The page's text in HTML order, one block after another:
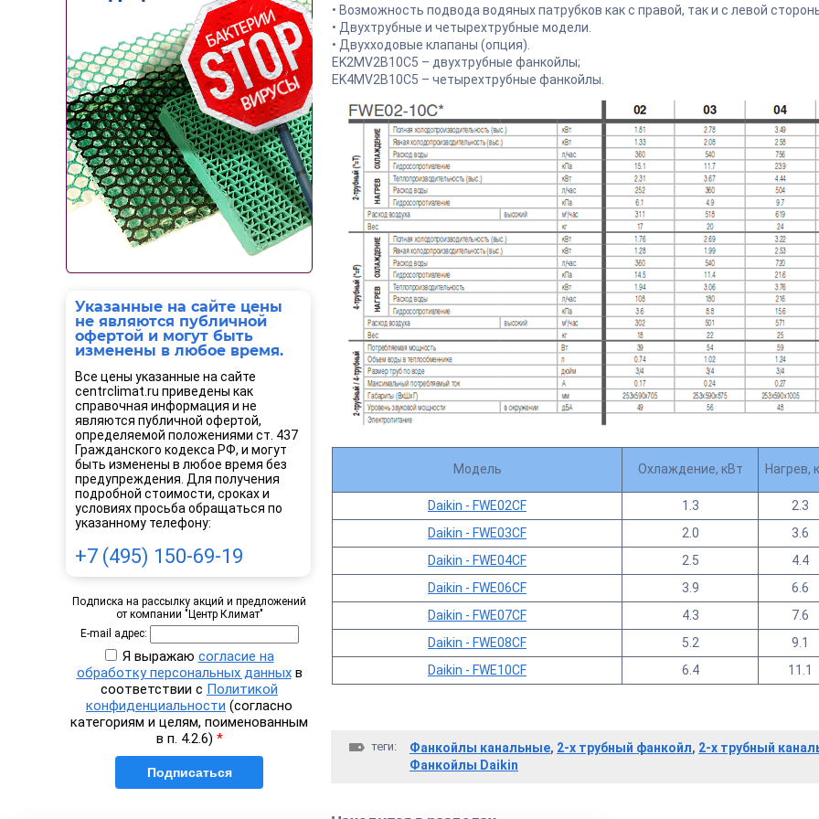
• Возможность подвода водяных патрубков как с правой, так и с левой
• Двухтрубные и четырехтрубные модели.
• Двухходовые клапаны (опция).
EK2MV2B10C5 – двухтрубные фанкойлы;
EK4MV2B10C5 – четырехтрубные фанкойлы.
Модель Охлаждение, кВт Нагрев,
Daikin - FWE02CF 1.3
2.3
Daikin - FWE03CF
2.0
3.6
Daikin - FWE04CF
2.5
4.4
Daikin - FWE06CF
3.9
6.6
Daikin - FWE07CF
4.3
7.6
Daikin - FWE08CF
5.2
9.1
Daikin - FWE10CF
6.4 11.1
теги: Фанкойлы канальные, 2-х трубный фанкойл, 2-х трубный
Фанкойлы Daikin
Указанные на сайте цены
не являются публичной
офертой и могут быть
изменены в любое время.
Все цены указанные на сайте
centrclimat.ru приведены как
справочная информация и не
являются публичной офертой,
определяемой положениями ст. 437
Гражданского кодекса РФ, и могут
быть изменены в любое время без
предупреждения. Для получения
подробной стоимости, сроках и
условиях просьба обращаться по
указанному телефону:
+7 (495) 150-69-19
Подписка на рассылку акций и предложений
от компании "Центр Климат"
E-mail адрес:
Я выражаю согласие на
обработку персональных данныхв
соответствии с Политикой
конфиденциальности (согласно
категориям и целям, поименованным
в п. 4.2.6) *